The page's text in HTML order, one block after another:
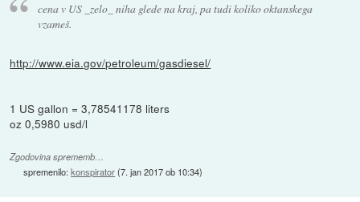
cena v US _zelo_ niha glede na kraj, pa tudi koliko oktanskega
vzameš.
http://www.eia.gov/petroleum/gasdiesel/
1 US gallon = 3,78541178 liters
oz 0,5980 usd/l
Zgodovina sprememb…
spremenilo:konspirator(7. jan 2017 ob 10:34)